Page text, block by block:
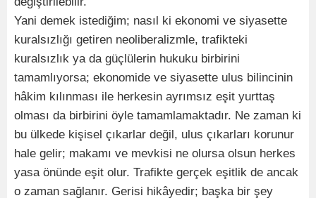
Yani demek istediğim; nasıl ki ekonomi ve siyasette
kuralsızlığı getiren neoliberalizmle, trafikteki
kuralsızlık ya da güçlülerin hukuku birbirini
tamamlıyorsa; ekonomide ve siyasette ulus bilincinin
hâkim kılınması ile herkesin ayrımsız eşit yurttaş
olması da birbirini öyle tamamlamaktadır. Ne zaman ki
bu ülkede kişisel çıkarlar değil, ulus çıkarları korunur
hale gelir; makamı ve mevkisi ne olursa olsun herkes
yasa önünde eşit olur. Trafikte gerçek eşitlik de ancak
o zaman sağlanır. Gerisi hikâyedir; başka bir şey